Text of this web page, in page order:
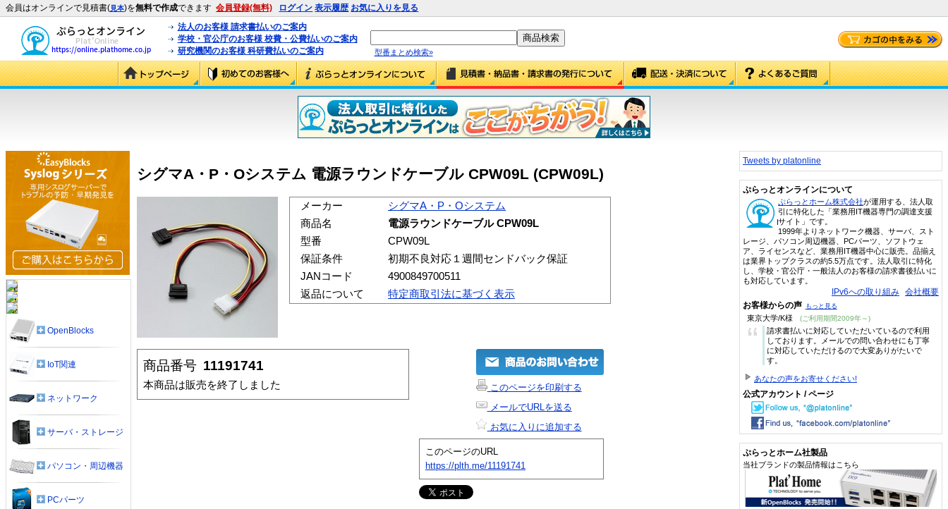
会員はオンラインで見積書(見本)を無料で作成できます 会員登録(無料) ログイン 表示履歴 お気に入りを見る
法人のお客様 請求書払いのご案内
学校・官公庁のお客様 校費・公費払いのご案内
研究機関のお客様 科研費払いのご案内
型番まとめ検索»
シグマA・P・Oシステム 電源ラウンドケーブル CPW09L (CPW09L)
メーカー
シグマA・P・Oシステム
商品名
電源ラウンドケーブル CPW09L
型番
CPW09L
保証条件
初期不良対応１週間センドバック保証
JANコード
4900849700511
返品について
特定商取引法に基づく表示
商品番号 11191741
本商品は販売を終了しました
このページを印刷する
メールでURLを送る
お気に入りに追加する
このページのURL
https://plth.me/11191741
OpenBlocks
IoT関連
ネットワーク
サーバ・ストレージ
パソコン・周辺機器
PCパーツ
Tweets by platonline
ぷらっとオンラインについて
ぷらっとホーム株式会社が運用する、法人取
引に特化した「業務用IT機器専門の調達支援
サイト」です。
1999年よりネットワーク機器、サーバ、スト
レージ、パソコン周辺機器、PCパーツ、ソフトウェ
ア、ライセンスなど、業務用IT機器中心に販売。品揃え
は業界トップクラスの約5.5万点です。法人取引に特化
し、学校・官公庁・一般法人のお客様の請求書後払いに
も対応しています。
IPv6への取り組み 会社概要
お客様からの声 もっと見る
東京大学/K様 (ご利用期間2009年～)
“
請求書払いに対応していただいているので利用
しております。メールでの問い合わせにも丁寧
に対応していただけるので大変ありがたいで
す。
あなたの声をお寄せください!
公式アカウント / ページ
ぷらっとホーム社製品
当社ブランドの製品情報はこちら